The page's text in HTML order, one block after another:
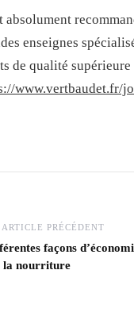
absolument
enseignes
de qualité
www.vertbaudet.fr/
ARTICLE PRÉCÉDENT
façons
la nourriture